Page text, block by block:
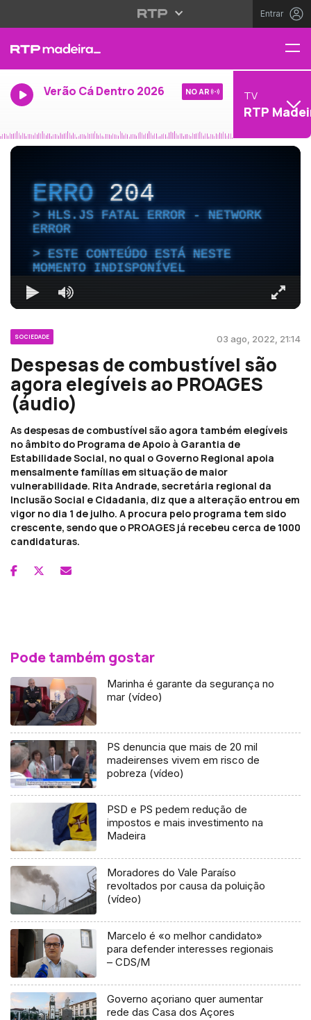
Entrar
Verão Cá Dentro 2026 NO AR TV
RTP
ERRO204
HLS.JS FATAL ERROR - NETWORK
ERROR
ESTE CONTEÚDO ESTÁ NESTE
MOMENTO INDISPONÍVEL
SOCIEDADE 03 ago, 2022, 21:14
Despesas de combustível são
agora elegíveis ao PROAGES
(áudio)
As despesas de combustível são agora também elegíveis
no âmbito do Programa de Apoio à Garantia de
Estabilidade Social, no qual o Governo Regional apoia
mensalmente famílias em situação de maior
vulnerabilidade. Rita Andrade, secretária regional da
Inclusão Social e Cidadania, diz que a alteração entrou em
vigor no dia 1 de julho. A procura pelo programa tem sido
crescente, sendo que o PROAGES já recebeu cerca de 1000
candidaturas.
Pode também gostar
Marinha é garante da segurança no
mar (vídeo)
PS denuncia que mais de 20 mil
madeirenses vivem em risco de
pobreza (vídeo)
PSD e PS pedem redução de
impostos e mais investimento na
Madeira
Moradores do Vale Paraíso
revoltados por causa da poluição
(vídeo)
Marcelo é «o melhor candidato»
para defender interesses regionais
– CDS/M
Governo açoriano quer aumentar
rede das Casa dos Açores